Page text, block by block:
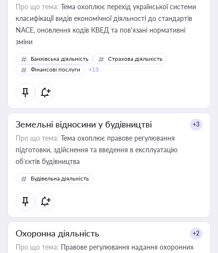
Про що тема: Тема охоплює перехід української системи
класифікації видів економічної діяльності до стандартів
NACE, оновлення кодів КВЕД та пов'язані нормативні
зміни
Банківська діяльність
Страхова діяльність
Фінансові послуги
+13
Земельні відносини у будівництві +3
Про що тема: Тема охоплює правове регулювання
підготовки, здійснення та введення в експлуатацію
об’єктів будівництва
Будівельна діяльність
Охоронна діяльність +2
Про що тема: Правове регулювання надання охоронних